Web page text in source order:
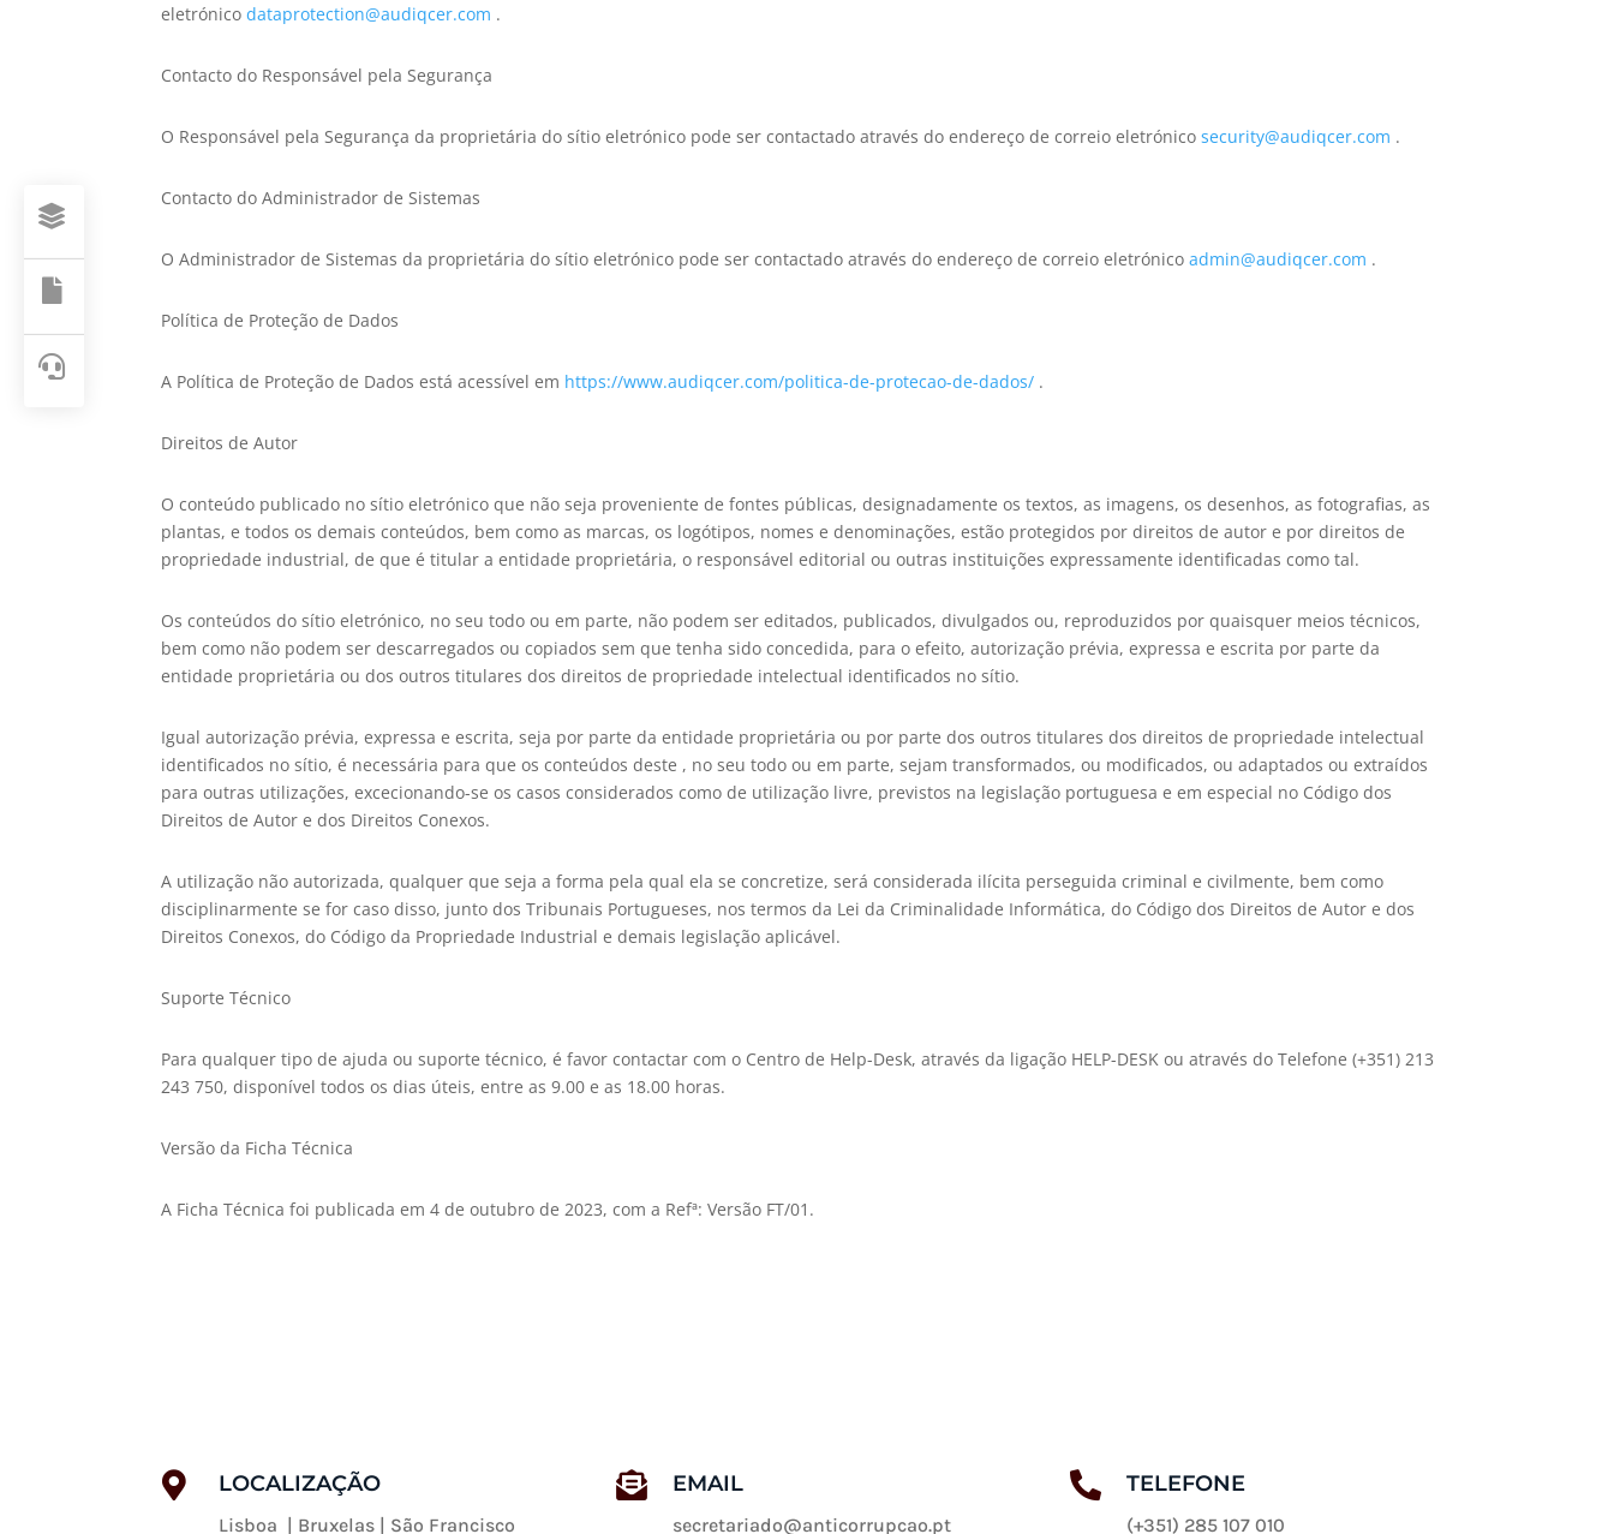



eletrónicodataprotection@audiqcer.com .
Contacto do Responsável pela Segurança
O Responsável pela Segurança da proprietária do sítio eletrónico pode ser contactado através do endereço de correio eletrónicosecurity@audiqcer.com .
Contacto do Administrador de Sistemas
O Administrador de Sistemas da proprietária do sítio eletrónico pode ser contactado através do endereço de correio eletrónicoadmin@audiqcer.com .
Política de Proteção de Dados
A Política de Proteção de Dados está acessível em https://www.audiqcer.com/politica-de-protecao-de-dados/ .
Direitos de Autor
O conteúdo publicado no sítio eletrónico que não seja proveniente de fontes públicas, designadamente os textos, as imagens, os desenhos, as fotografias, as
plantas, e todos os demais conteúdos, bem como as marcas, os logótipos, nomes e denominações, estão protegidos por direitos de autor e por direitos de
propriedade industrial, de que é titular a entidade proprietária, o responsável editorial ou outras instituições expressamente identificadas como tal.
Os conteúdos do sítio eletrónico, no seu todo ou em parte, não podem ser editados, publicados, divulgados ou, reproduzidos por quaisquer meios técnicos,
bem como não podem ser descarregados ou copiados sem que tenha sido concedida, para o efeito, autorização prévia, expressa e escrita por parte da
entidade proprietária ou dos outros titulares dos direitos de propriedade intelectual identificados no sítio.
Igual autorização prévia, expressa e escrita, seja por parte da entidade proprietária ou por parte dos outros titulares dos direitos de propriedade intelectual
identificados no sítio, é necessária para que os conteúdos deste , no seu todo ou em parte, sejam transformados, ou modificados, ou adaptados ou extraídos
para outras utilizações, excecionando-se os casos considerados como de utilização livre, previstos na legislação portuguesa e em especial no Código dos
Direitos de Autor e dos Direitos Conexos.
A utilização não autorizada, qualquer que seja a forma pela qual ela se concretize, será considerada ilícita perseguida criminal e civilmente, bem como
disciplinarmente se for caso disso, junto dos Tribunais Portugueses, nos termos da Lei da Criminalidade Informática, do Código dos Direitos de Autor e dos
Direitos Conexos, do Código da Propriedade Industrial e demais legislação aplicável.
Suporte Técnico
Para qualquer tipo de ajuda ou suporte técnico, é favor contactar com o Centro de Help-Desk, através da ligação HELP-DESK ou através do Telefone (+351) 213
243 750, disponível todos os dias úteis, entre as 9.00 e as 18.00 horas.
Versão da Ficha Técnica
A Ficha Técnica foi publicada em 4 de outubro de 2023, com a Refª: Versão FT/01.
 LOCALIZAÇÃO
Lisboa | Bruxelas | São Francisco
 EMAIL
secretariado@anticorrupcao.pt
 TELEFONE
(+351) 285 107 010